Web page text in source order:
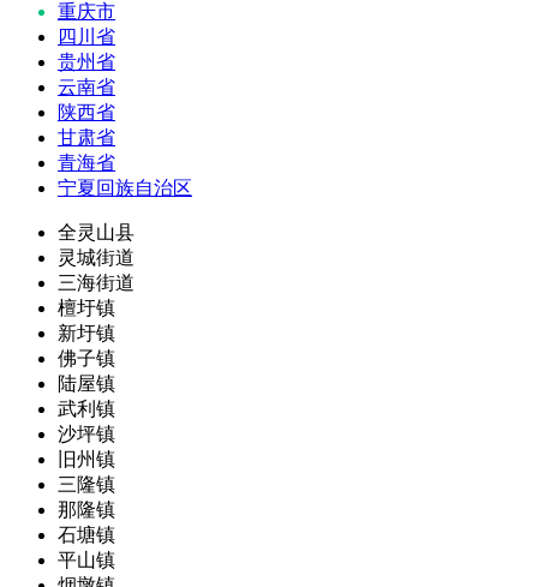
重庆市
四川省
贵州省
云南省
陕西省
甘肃省
青海省
宁夏回族自治区
全灵山县
灵城街道
三海街道
檀圩镇
新圩镇
佛子镇
陆屋镇
武利镇
沙坪镇
旧州镇
三隆镇
那隆镇
石塘镇
平山镇